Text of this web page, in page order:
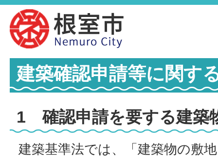
建築確認申請等に関す
1 確認申請を要する建築
建築基準法では、「建築物の敷